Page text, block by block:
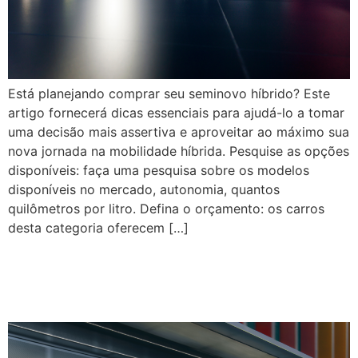
Está planejando comprar seu seminovo híbrido? Este
artigo fornecerá dicas essenciais para ajudá-lo a tomar
uma decisão mais assertiva e aproveitar ao máximo sua
nova jornada na mobilidade híbrida. Pesquise as opções
disponíveis: faça uma pesquisa sobre os modelos
disponíveis no mercado, autonomia, quantos
quilômetros por litro. Defina o orçamento: os carros
desta categoria oferecem […]